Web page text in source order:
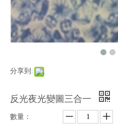
分享到:
反光夜光變圖三合一
數量：